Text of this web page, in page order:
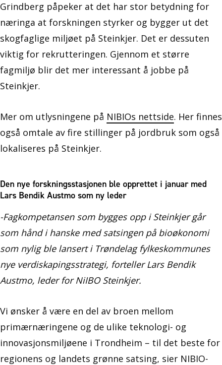
Grindberg påpeker at det har stor betydning for
næringa at forskningen styrker og bygger ut det
skogfaglige miljøet på Steinkjer. Det er dessuten
viktig for rekrutteringen. Gjennom et større
fagmiljø blir det mer interessant å jobbe på
Steinkjer.
Mer om utlysningene på NIBIOs nettside. Her finnes
også omtale av fire stillinger på jordbruk som også
lokaliseres på Steinkjer.
Den nye forskningsstasjonen ble opprettet i januar med
Lars Bendik Austmo som ny leder
-Fagkompetansen som bygges opp i Steinkjer går
som hånd i hanske med satsingen på bioøkonomi
som nylig ble lansert i Trøndelag fylkeskommunes
nye verdiskapingsstrategi, forteller Lars Bendik
Austmo, leder for NiIBO Steinkjer.
Vi ønsker å være en del av broen mellom
primærnæringene og de ulike teknologi- og
innovasjonsmiljøene i Trondheim – til det beste for
regionens og landets grønne satsing, sier NIBIO-